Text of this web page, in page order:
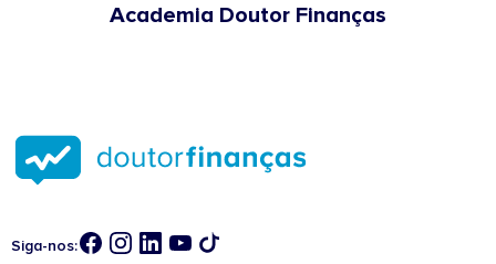
Academia Doutor Finanças
Siga-nos: